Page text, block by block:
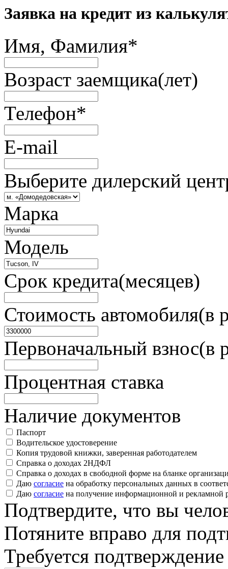
Заявка на кредит из
Имя, Фамилия*
Возраст заемщика(лет)
Телефон*
E-mail
Выберите дилерский
Марка
Модель
Срок кредита(месяцев)
Стоимость автомобиля(в
Первоначальный взнос(в
Процентная ставка
Наличие документов
Паспорт
Водительское удостоверение
Копия трудовой книжки, заверенная работодателем
Справка о доходах 2НДФЛ
Справка о доходах в свободной форме на бланке
Даю согласие на обработку персональных данных в
Даю согласие на получение информационной и рекламной
Подтвердите, что вы
Потяните вправо для
Требуется подтверждение